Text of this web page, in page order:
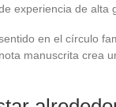
experiencia de alta
en el círculo
manuscrita crea